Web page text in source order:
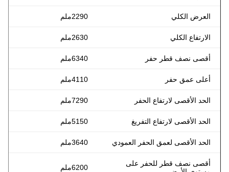
العرض الكلي
الارتفاع الكلي
أقصى نصف قطر حفر
أعلى عمق حفر
الحد الأقصى لارتفاع الحفر
الحد الأقصى لارتفاع التفريغ
الحد الأقصى لعمق الحفر العمودي
أقصى نصف قطر للحفر على